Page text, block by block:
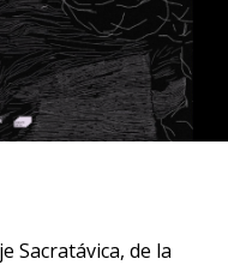
Sacratávica, de la